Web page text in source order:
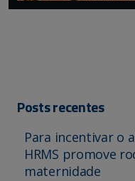
Posts recentes
Para incentivar o
HRMS promove
maternidade